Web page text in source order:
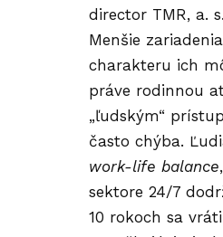
director TMR, a. s.
Menšie
charakteru ich
práve rodinnou
„ľudským“
často chýba.
work-life balance
sektore 24/7
10 rokoch sa